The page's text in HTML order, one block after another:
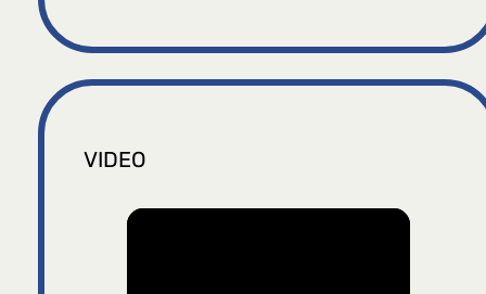
VIDEO